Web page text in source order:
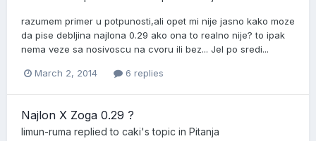
razumem primer u potpunosti,ali opet mi nije jasno kako moze
da pise debljina najlona 0.29 ako ona to realno nije? to ipak
nema veze sa nosivoscu na cvoru ili bez... Jel po sredi...
March 2, 2014 6 replies
Najlon X Zoga 0.29 ?
limun-ruma replied to caki's topic in Pitanja